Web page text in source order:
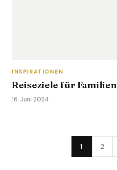
INSPIRATIONEN
Reiseziele für Familien
16. Juni 2024
1 2